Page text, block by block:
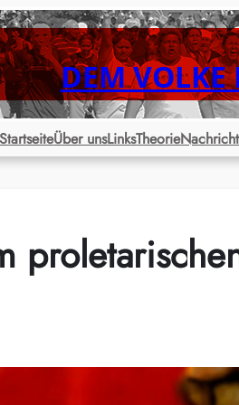
DEM VOLKE
StartseiteÜber unsLinksTheorie